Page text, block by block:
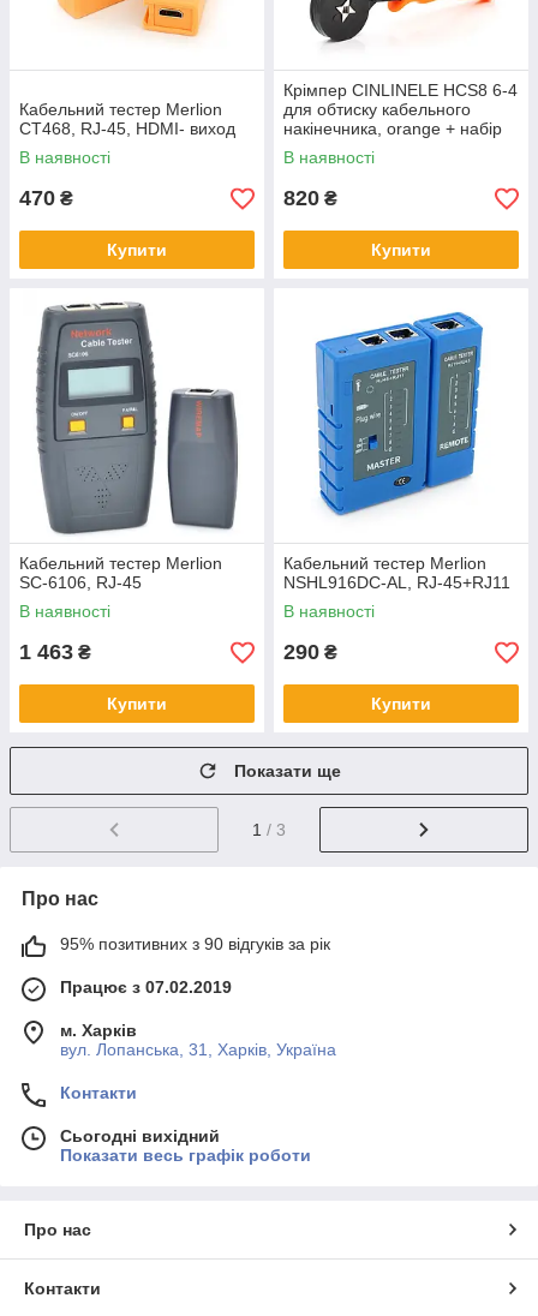
Кабельний тестер Merlion
CT468, RJ-45, HDMI- виход
В наявності
470 ₴
Купити
Крімпер CINLINELE HCS8 6-4
для обтиску кабельного
накінечника, orange + набір
кабельних наконечників
(VE0508, VE7508, VE1008,
В наявності
820 ₴
Купити
Кабельний тестер Merlion
SC-6106, RJ-45
В наявності
1 463 ₴
Купити
Кабельний тестер Merlion
NSHL916DC-AL, RJ-45+RJ11
В наявності
290 ₴
Купити
Показати ще
1 / 3
Про нас
95% позитивних з 90 відгуків за рік
Працює з 07.02.2019
м. Харків
вул. Лопанська, 31, Харків, Україна
Контакти
Сьогодні вихідний
Показати весь графік роботи
Про нас
Контакти